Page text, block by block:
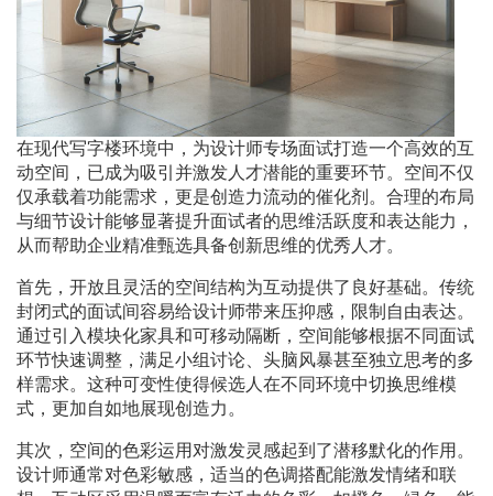
在现代写字楼环境中，为设计师专场面试打造一个高效的互
动空间，已成为吸引并激发人才潜能的重要环节。空间不仅
仅承载着功能需求，更是创造力流动的催化剂。合理的布局
与细节设计能够显著提升面试者的思维活跃度和表达能力，
从而帮助企业精准甄选具备创新思维的优秀人才。
首先，开放且灵活的空间结构为互动提供了良好基础。传统
封闭式的面试间容易给设计师带来压抑感，限制自由表达。
通过引入模块化家具和可移动隔断，空间能够根据不同面试
环节快速调整，满足小组讨论、头脑风暴甚至独立思考的多
样需求。这种可变性使得候选人在不同环境中切换思维模
式，更加自如地展现创造力。
其次，空间的色彩运用对激发灵感起到了潜移默化的作用。
设计师通常对色彩敏感，适当的色调搭配能激发情绪和联